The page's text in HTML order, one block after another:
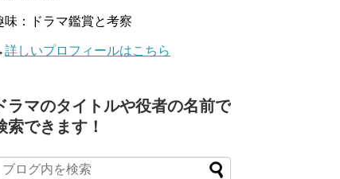
味：ドラマ鑑賞と考察
詳しいプロフィールはこちら
ドラマのタイトルや役者の名前で
索できます！